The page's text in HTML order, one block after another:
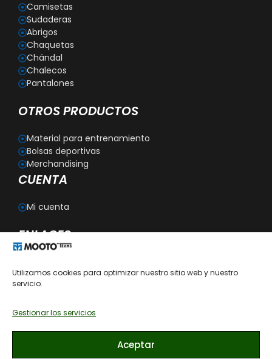
Utilizamos cookies para optimizar nuestro sitio web y nuestro
servicio.
Gestionar los servicios
Aceptar
Camisetas
Sudaderas
Abrigos
Chaquetas
Chándal
Chalecos
Pantalones
OTROS PRODUCTOS
Material para entrenamiento
Bolsas deportivas
Merchandising
CUENTA
Mi cuenta
ENLACES
Personalización
Aviso legal
Política de cookies
Condiciones generales de contratación
Recomendaciones de cómo lavar las prendas